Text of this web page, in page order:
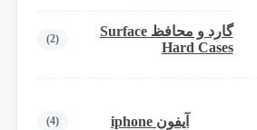
گارد و محافظ Surface
Hard Cases
(2)
آیفون iphone (4)